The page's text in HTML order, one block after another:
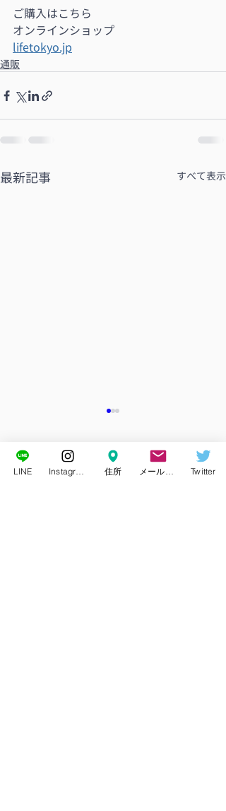
ご購入はこちら
オンラインショップ
lifetokyo.jp
通販
最新記事 すべて表示
コメント
LINE 住所 Twitter